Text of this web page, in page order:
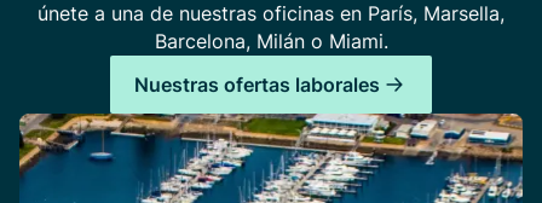
únete a una de nuestras oficinas en París, Marsella,
Barcelona, Milán o Miami.
Nuestras ofertas laborales